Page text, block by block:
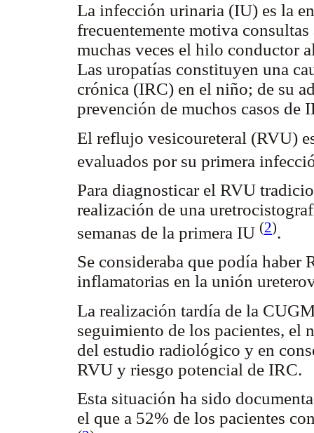
La infección urinaria (IU) es la
frecuentemente motiva
muchas veces el hilo conductor
Las uropatías constituyen una
crónica (IRC) en el niño; de su
prevención de muchos casos de
El reflujo vesicoureteral (RVU)
evaluados por su primera
Para diagnosticar el RVU
realización de una
semanas de la primera IU (2).
Se consideraba que podía haber
inflamatorias en la unión
La realización tardía de la
seguimiento de los pacientes,
del estudio radiológico y en
RVU y riesgo potencial de IRC.
Esta situación ha sido
el que a 52% de los pacientes